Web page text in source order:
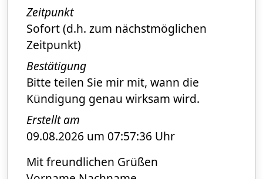
Zeitpunkt
Sofort (d.h. zum nächstmöglichen
Zeitpunkt)
Bestätigung
Bitte teilen Sie mir mit, wann die
Kündigung genau wirksam wird.
Erstellt am
09.08.2026 um 07:57:36 Uhr
Mit freundlichen Grüßen